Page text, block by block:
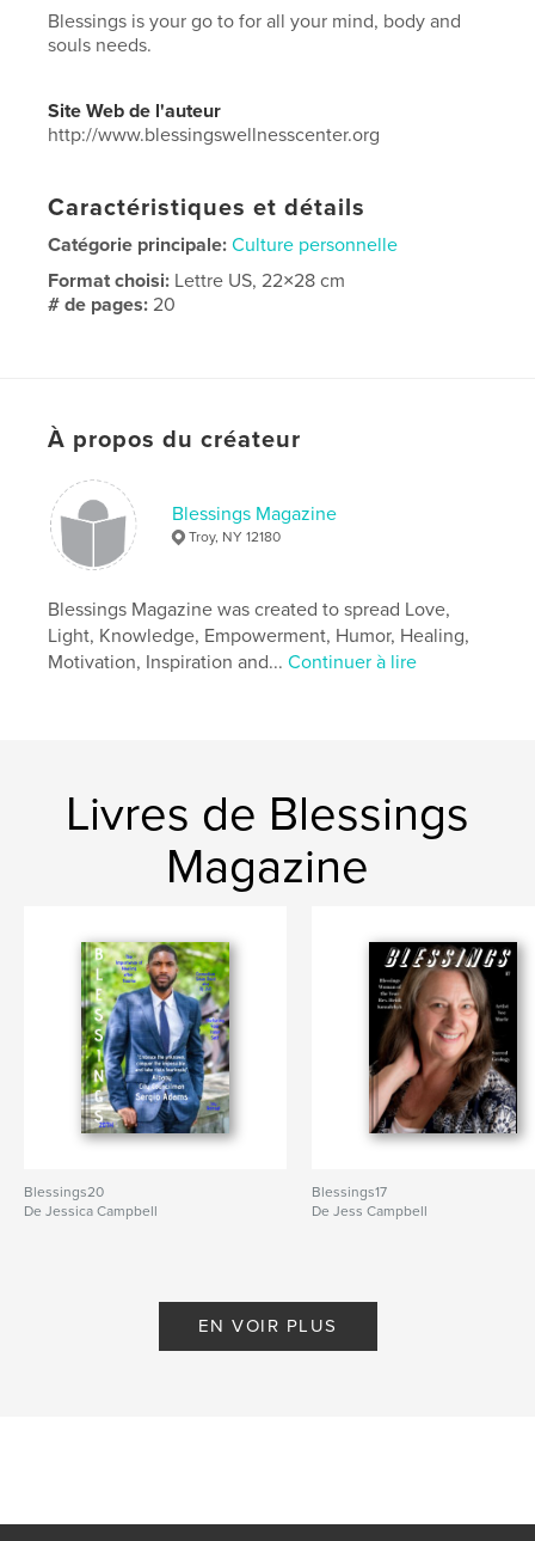
Blessings is your go to for all your mind, body and
souls needs.
Site Web de l'auteur
http://www.blessingswellnesscenter.org
Caractéristiques et détails
Catégorie principale: Culture personnelle
Format choisi: Lettre US, 22×28 cm
# de pages:20
self care , heal
À propos du créateur
Blessings Magazine
Troy, NY 12180
Blessings Magazine was created to spread Love,
Light, Knowledge, Empowerment, Humor, Healing,
Motivation, Inspiration and...Continuer à lire
Livres de Blessings
Magazine
Blessings20
De Jessica Campbell
Blessings17
De Jess Campbell
EN VOIR PLUS